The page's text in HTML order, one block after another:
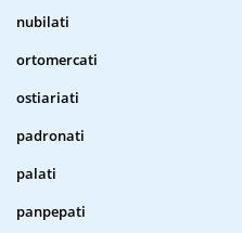
nubilati
ortomercati
ostiariati
padronati
palati
panpepati